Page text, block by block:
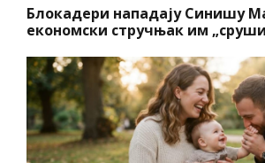
Блокадери нападају Синишу
економски стручњак им